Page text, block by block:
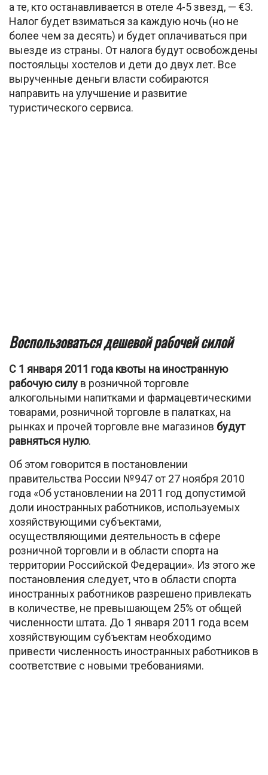
а те, кто останавливается в отеле 4-5 звезд, — €3.
Налог будет взиматься за каждую ночь (но не
более чем за десять) и будет оплачиваться при
выезде из страны. От налога будут освобождены
постояльцы хостелов и дети до двух лет. Все
вырученные деньги власти собираются
направить на улучшение и развитие
туристического сервиса.
Воспользоваться дешевой рабочей силой
С 1 января 2011 года квоты на иностранную
рабочую силу в розничной торговле
алкогольными напитками и фармацевтическими
товарами, розничной торговле в палатках, на
рынках и прочей торговле вне магазинов будут
равняться нулю.
Об этом говорится в постановлении
правительства России №947 от 27 ноября 2010
года «Об установлении на 2011 год допустимой
доли иностранных работников, используемых
хозяйствующими субъектами,
осуществляющими деятельность в сфере
розничной торговли и в области спорта на
территории Российской Федерации». Из этого же
постановления следует, что в области спорта
иностранных работников разрешено привлекать
в количестве, не превышающем 25% от общей
численности штата. До 1 января 2011 года всем
хозяйствующим субъектам необходимо
привести численность иностранных работников в
соответствие с новыми требованиями.